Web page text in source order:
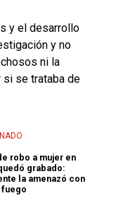
y el desarrollo
y no
ni la
se trataba de
robo a mujer en
grabado:
la amenazó con
fuego